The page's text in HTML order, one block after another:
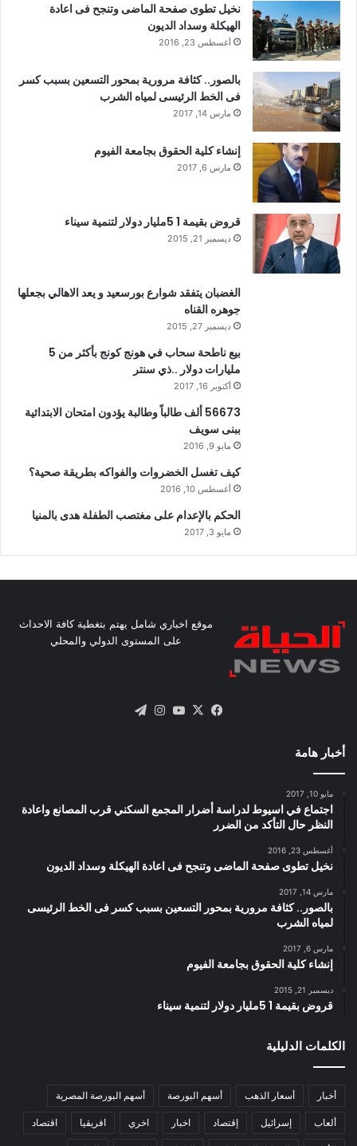
نخيل تطوى صفحة الماضى وتنجح فى اعادة
الهيكلة وسداد الديون
أغسطس 23, 2016
بالصور.. كثافة مرورية بمحور التسعين بسبب كسر
فى الخط الرئيسى لمياه الشرب
مارس 14, 2017
إنشاء كلية الحقوق بجامعة الفيوم
مارس 6, 2017
قروض بقيمة 1 5مليار دولار لتنمية سيناء
ديسمبر 21, 2015
الغضبان يتفقد شوارع بورسعيد و يعد الاهالي بجعلها
جوهره القناه
ديسمبر 27, 2015
بيع ناطحة سحاب في هونج كونج بأكثر من 5
مليارات دولار ..ذي سنتر
أكتوبر 16, 2017
56673 ألف طالباً وطالبة يؤدون امتحان الابتدائية
ببنى سويف
مايو 9, 2016
كيف تغسل الخضروات والفواكه بطريقة صحية؟
أغسطس 10, 2016
الحكم بالإعدام على مغتصب الطفلة هدى بالمنيا
مايو 3, 2017
موقع اخباري شامل يهتم بتغطية كافة الاحداث
على المستوى الدولي والمحلي
فيسبوك
X يوتيوبانستقرام
أخبار هامة
مايو 10, 2017
اجتماع في اسيوط لدراسة أضرار المجمع السكني قرب المصانع واعادة
النظر حال التأكد من الضرر
أغسطس 23, 2016
نخيل تطوى صفحة الماضى وتنجح فى اعادة الهيكلة وسداد الديون
مارس 14, 2017
بالصور.. كثافة مرورية بمحور التسعين بسبب كسر فى الخط الرئيسى
لمياه الشرب
مارس 6, 2017
إنشاء كلية الحقوق بجامعة الفيوم
ديسمبر 21, 2015
قروض بقيمة 1 5مليار دولار لتنمية سيناء
الكلمات الدليلية
أخبار أسعار الذهب أسهم البورصة أسهم البورصة المصرية
ألعاب إسرائيل إقتصاد اخبار اخري افريقيا اقتصاد